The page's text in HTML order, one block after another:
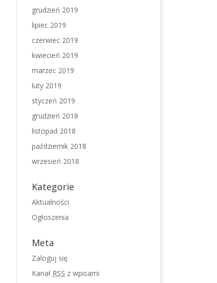
grudzień 2019
lipiec 2019
czerwiec 2019
kwiecień 2019
marzec 2019
luty 2019
styczeń 2019
grudzień 2018
listopad 2018
październik 2018
wrzesień 2018
Kategorie
Aktualności
Ogłoszenia
Meta
Zaloguj się
Kanał RSS z wpisami